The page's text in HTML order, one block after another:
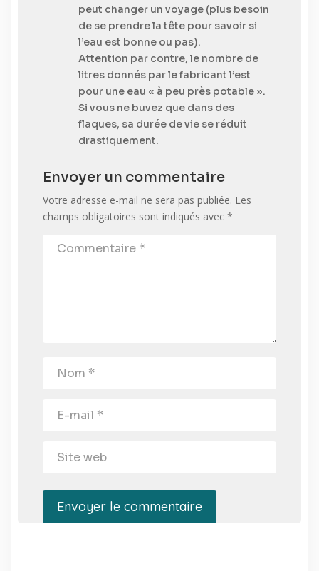
peut changer un voyage (plus besoin
de se prendre la tête pour savoir si
l’eau est bonne ou pas).
Attention par contre, le nombre de
litres donnés par le fabricant l’est
pour une eau « à peu près potable ».
Si vous ne buvez que dans des
flaques, sa durée de vie se réduit
drastiquement.
Envoyer un commentaire
Votre adresse e-mail ne sera pas publiée. Les
champs obligatoires sont indiqués avec *
Envoyer le commentaire